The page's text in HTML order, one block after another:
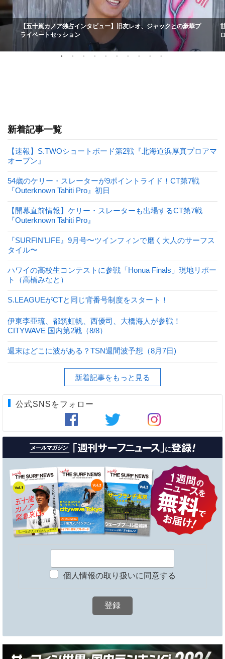
【五十嵐カノア独占インタビュー】旧友レオ、ジャックとの豪華プ
ライベートセッション
新着記事一覧
【速報】S.TWOショートボード第2戦『北海道浜厚真プロアマ
オープン』
54歳のケリー・スレーターが9ポイントライド！CT第7戦
『Outerknown Tahiti Pro』初日
【開幕直前情報】ケリー・スレーターも出場するCT第7戦
『Outerknown Tahiti Pro』
『SURFIN’LIFE』9月号〜ツインフィンで磨く大人のサーフス
タイル〜
ハワイの高校生コンテストに参戦「Honua Finals」現地リポー
ト（高橋みなと）
S.LEAGUEがCTと同じ背番号制度をスタート！
伊東李亜琉、都筑虹帆、西優司、大橋海人が参戦！
CITYWAVE 国内第2戦（8/8）
週末はどこに波がある？TSN週間波予想（8月7日)
新着記事をもっと見る
公式SNSをフォロー
個人情報の取り扱いに同意する